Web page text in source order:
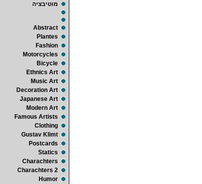
מוטיבציה
Abstract
Plantes
Fashion
Motorcycles
Bicycle
Ethnics Art
Music Art
Decoration Art
Japanese Art
Modern Art
Famous Artists
Clothing
Gustav Klimt
Postcards
Statics
Charachters
Charachters 2
Humor